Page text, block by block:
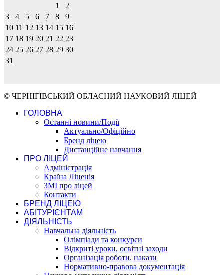
1
2
3
4 5 6 7 8
9
10 11 12 13 14 15 16
17 18 19 20 21 22 23
24 25 26 27 28 29 30
31
© ЧЕРНІГІВСЬКИЙ ОБЛАСНИЙ НАУКОВИЙ ЛІЦЕЙ
ГОЛОВНА
Останні новини/Події
Актуально/Офіційно
Бренд ліцею
Дистанційне навчання
ПРО ЛІЦЕЙ
Адміністрація
Країна Ліценія
ЗМІ про ліцей
Контакти
БРЕНД ЛІЦЕЮ
АБІТУРІЄНТАМ
ДІЯЛЬНІСТЬ
Навчальна діяльність
Олімпіади та конкурси
Відкриті уроки, освітні заходи
Організація роботи, накази
Нормативно-правова документація